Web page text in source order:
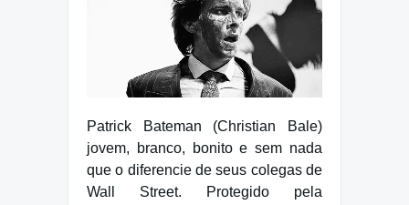
Patrick Bateman (Christian Bale)
jovem, branco, bonito e sem nada
que o diferencie de seus colegas de
Wall Street. Protegido pela